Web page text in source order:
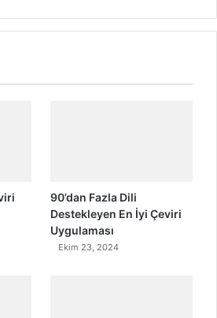
90’dan Fazla Dili
Destekleyen En İyi Çeviri
Uygulaması
Ekim 23, 2024